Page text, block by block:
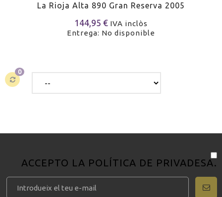
La Rioja Alta 890 Gran Reserva 2005
144,95 € IVA inclòs
Entrega: No disponible
0
ACCEPTO LA POLÍTICA DE PRIVADESA.